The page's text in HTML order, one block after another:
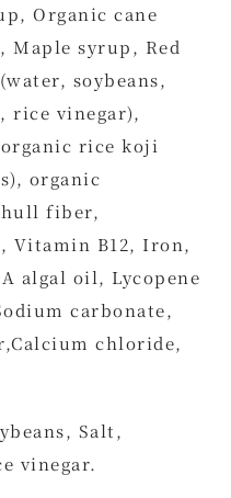
Organic cane
Maple syrup, Red
soybeans,
rice vinegar),
rice koji
organic
hull fiber,
Vitamin B12, Iron,
algal oil, Lycopene
carbonate,
chloride,
Salt,
vinegar.